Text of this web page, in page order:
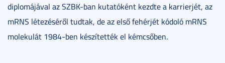
diplomájával az SZBK-ban kutatóként kezdte a karrierjét, az
mRNS létezéséről tudtak, de az első fehérjét kódoló mRNS
molekulát 1984-ben készítették el kémcsőben.